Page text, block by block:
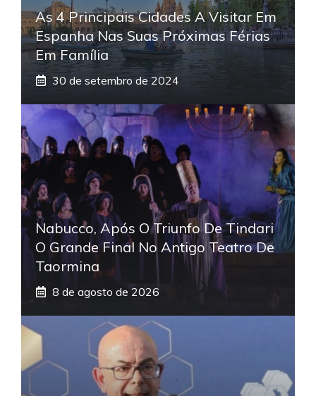
As 4 Principais Cidades A Visitar Em
Espanha Nas Suas Próximas Férias
Em Família
30 de setembro de 2024
Nabucco, Após O Triunfo De Tindari
O Grande Final No Antigo Teatro De
Taormina
8 de agosto de 2026